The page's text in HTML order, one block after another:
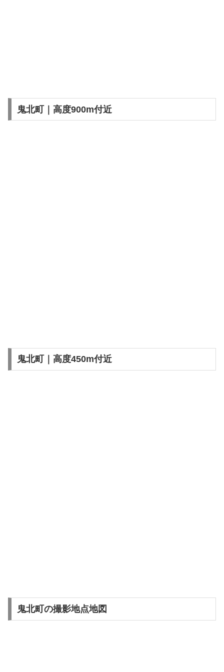
鬼北町｜高度900m付近
鬼北町｜高度450m付近
鬼北町の撮影地点地図